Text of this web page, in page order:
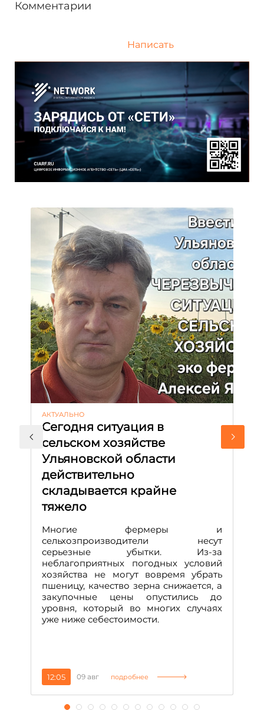
Комментарии
Написать
АКТУАЛЬНО
Сегодня ситуация в
сельском хозяйстве
Ульяновской области
действительно
складывается крайне
тяжело
Многие фермеры и
сельхозпроизводители несут
серьезные убытки. Из-за
неблагоприятных погодных условий
хозяйства не могут вовремя убрать
пшеницу, качество зерна снижается, а
закупочные цены опустились до
уровня, который во многих случаях
уже ниже себестоимости.
12:05 09 авг подробнее